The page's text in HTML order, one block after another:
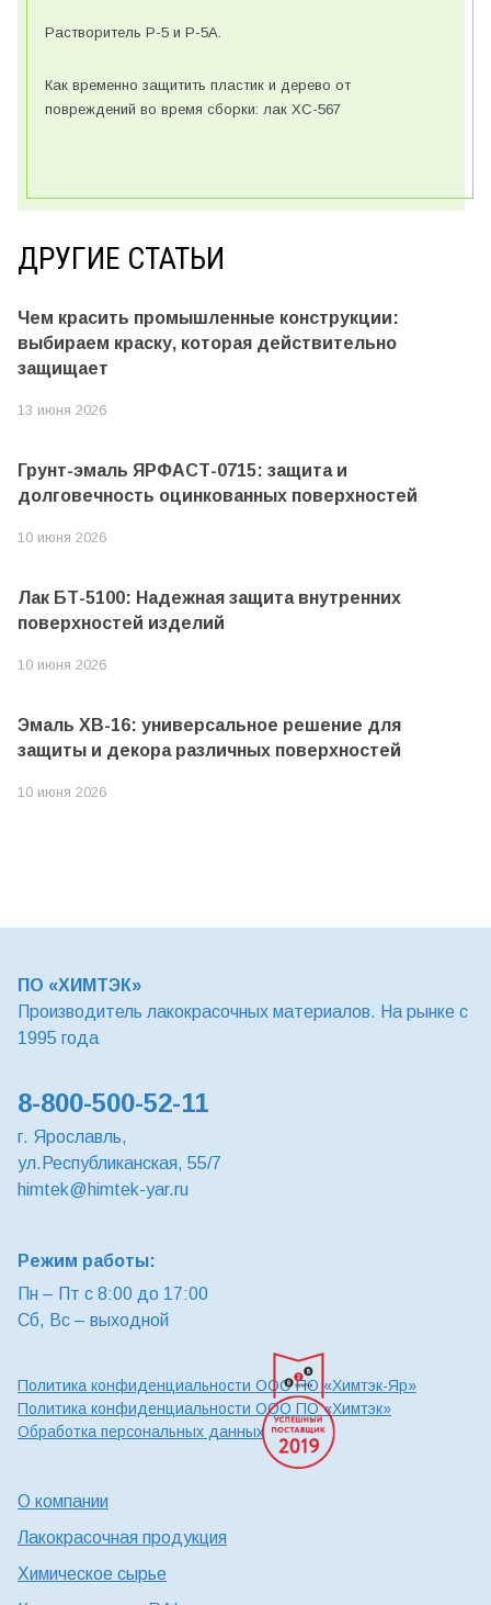
Растворитель Р-5 и Р-5А.
Как временно защитить пластик и дерево от
повреждений во время сборки: лак ХС-567
ДРУГИЕ СТАТЬИ
Чем красить промышленные конструкции:
выбираем краску, которая действительно
защищает
13 июня 2026
Грунт-эмаль ЯРФАСТ-0715: защита и
долговечность оцинкованных поверхностей
10 июня 2026
Лак БТ-5100: Надежная защита внутренних
поверхностей изделий
10 июня 2026
Эмаль ХВ-16: универсальное решение для
защиты и декора различных поверхностей
10 июня 2026
ПО «ХИМТЭК»
Производитель лакокрасочных материалов. На рынке с
1995 года
8-800-500-52-11
г. Ярославль,
ул.Республиканская, 55/7
himtek@himtek-yar.ru
Режим работы:
Пн – Пт с 8:00 до 17:00
Сб, Вс – выходной
Политика конфиденциальности ООО ПО «Химтэк-Яр»
Политика конфиденциальности ООО ПО «Химтэк»
Обработка персональных данных
О компании
Лакокрасочная продукция
Химическое сырье